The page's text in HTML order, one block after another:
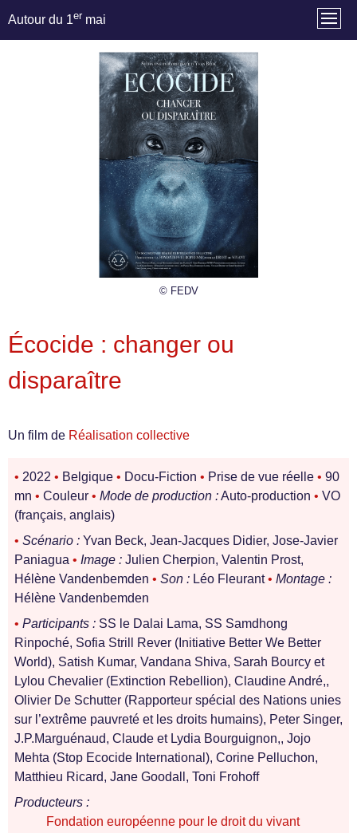
Autour du 1er mai
© FEDV
Écocide : changer ou
disparaître
Un film de Réalisation collective
• 2022 • Belgique • Docu-Fiction • Prise de vue réelle • 90
mn • Couleur • Mode de production :Auto-production • VO
(français, anglais)
• Scénario : Yvan Beck, Jean-Jacques Didier, Jose-Javier
Paniagua • Image : Julien Cherpion, Valentin Prost,
Hélène Vandenbemden • Son : Léo Fleurant• Montage :
Hélène Vandenbemden
• Participants : SS le Dalai Lama, SS Samdhong
Rinpoché, Sofia Strill Rever (Initiative Better We Better
World), Satish Kumar, Vandana Shiva, Sarah Bourcy et
Lylou Chevalier (Extinction Rebellion), Claudine André,,
Olivier De Schutter (Rapporteur spécial des Nations unies
sur l’extrême pauvreté et les droits humains), Peter Singer,
J.P.Marguénaud, Claude et Lydia Bourguignon,, Jojo
Mehta (Stop Ecocide International), Corine Pelluchon,
Matthieu Ricard, Jane Goodall, Toni Frohoff
Producteurs :
Fondation européenne pour le droit du vivant